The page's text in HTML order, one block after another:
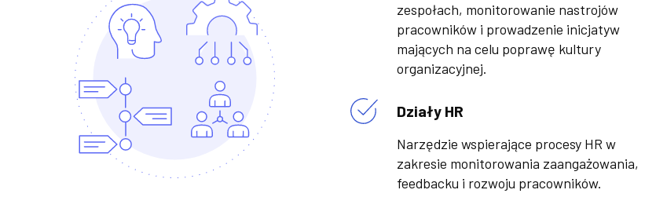
zespołach, monitorowanie nastrojów
pracowników i prowadzenie inicjatyw
mających na celu poprawę kultury
organizacyjnej.
Działy HR
Narzędzie wspierające procesy HR w
zakresie monitorowania zaangażowania,
feedbacku i rozwoju pracowników.